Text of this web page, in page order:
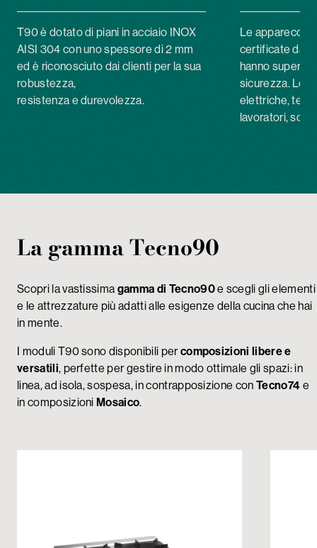
T90 è dotato di piani in acciaio INOX
AISI 304 con uno spessore di 2 mm
ed è riconosciuto dai clienti per la sua
robustezza,
resistenza e durevolezza.
Le
certificate
hanno
sicurezza. Le
elettriche,
lavoratori,
La gamma Tecno90
Scopri la vastissima gamma di Tecno90e scegli gli elementi
e le attrezzature più adatti alle esigenze della cucina che hai
in mente.
I moduli T90 sono disponibili percomposizioni libere e
versatili, perfette per gestire in modo ottimale gli spazi: in
linea, ad isola, sospesa, in contrapposizione conTecno74 e
in composizioniMosaico.